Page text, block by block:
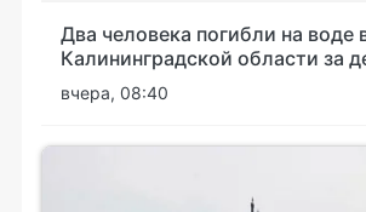
Два человека погибли на воде
Калининградской области за
вчера, 08:40